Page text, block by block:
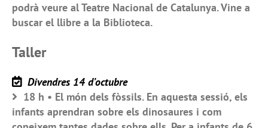
podrà veure al Teatre Nacional de Catalunya. Vine a
buscar el llibre a la Biblioteca.
Taller
Divendres 14 d’octubre
18 h • El món dels fòssils. En aquesta sessió, els
infants aprendran sobre els dinosaures i com